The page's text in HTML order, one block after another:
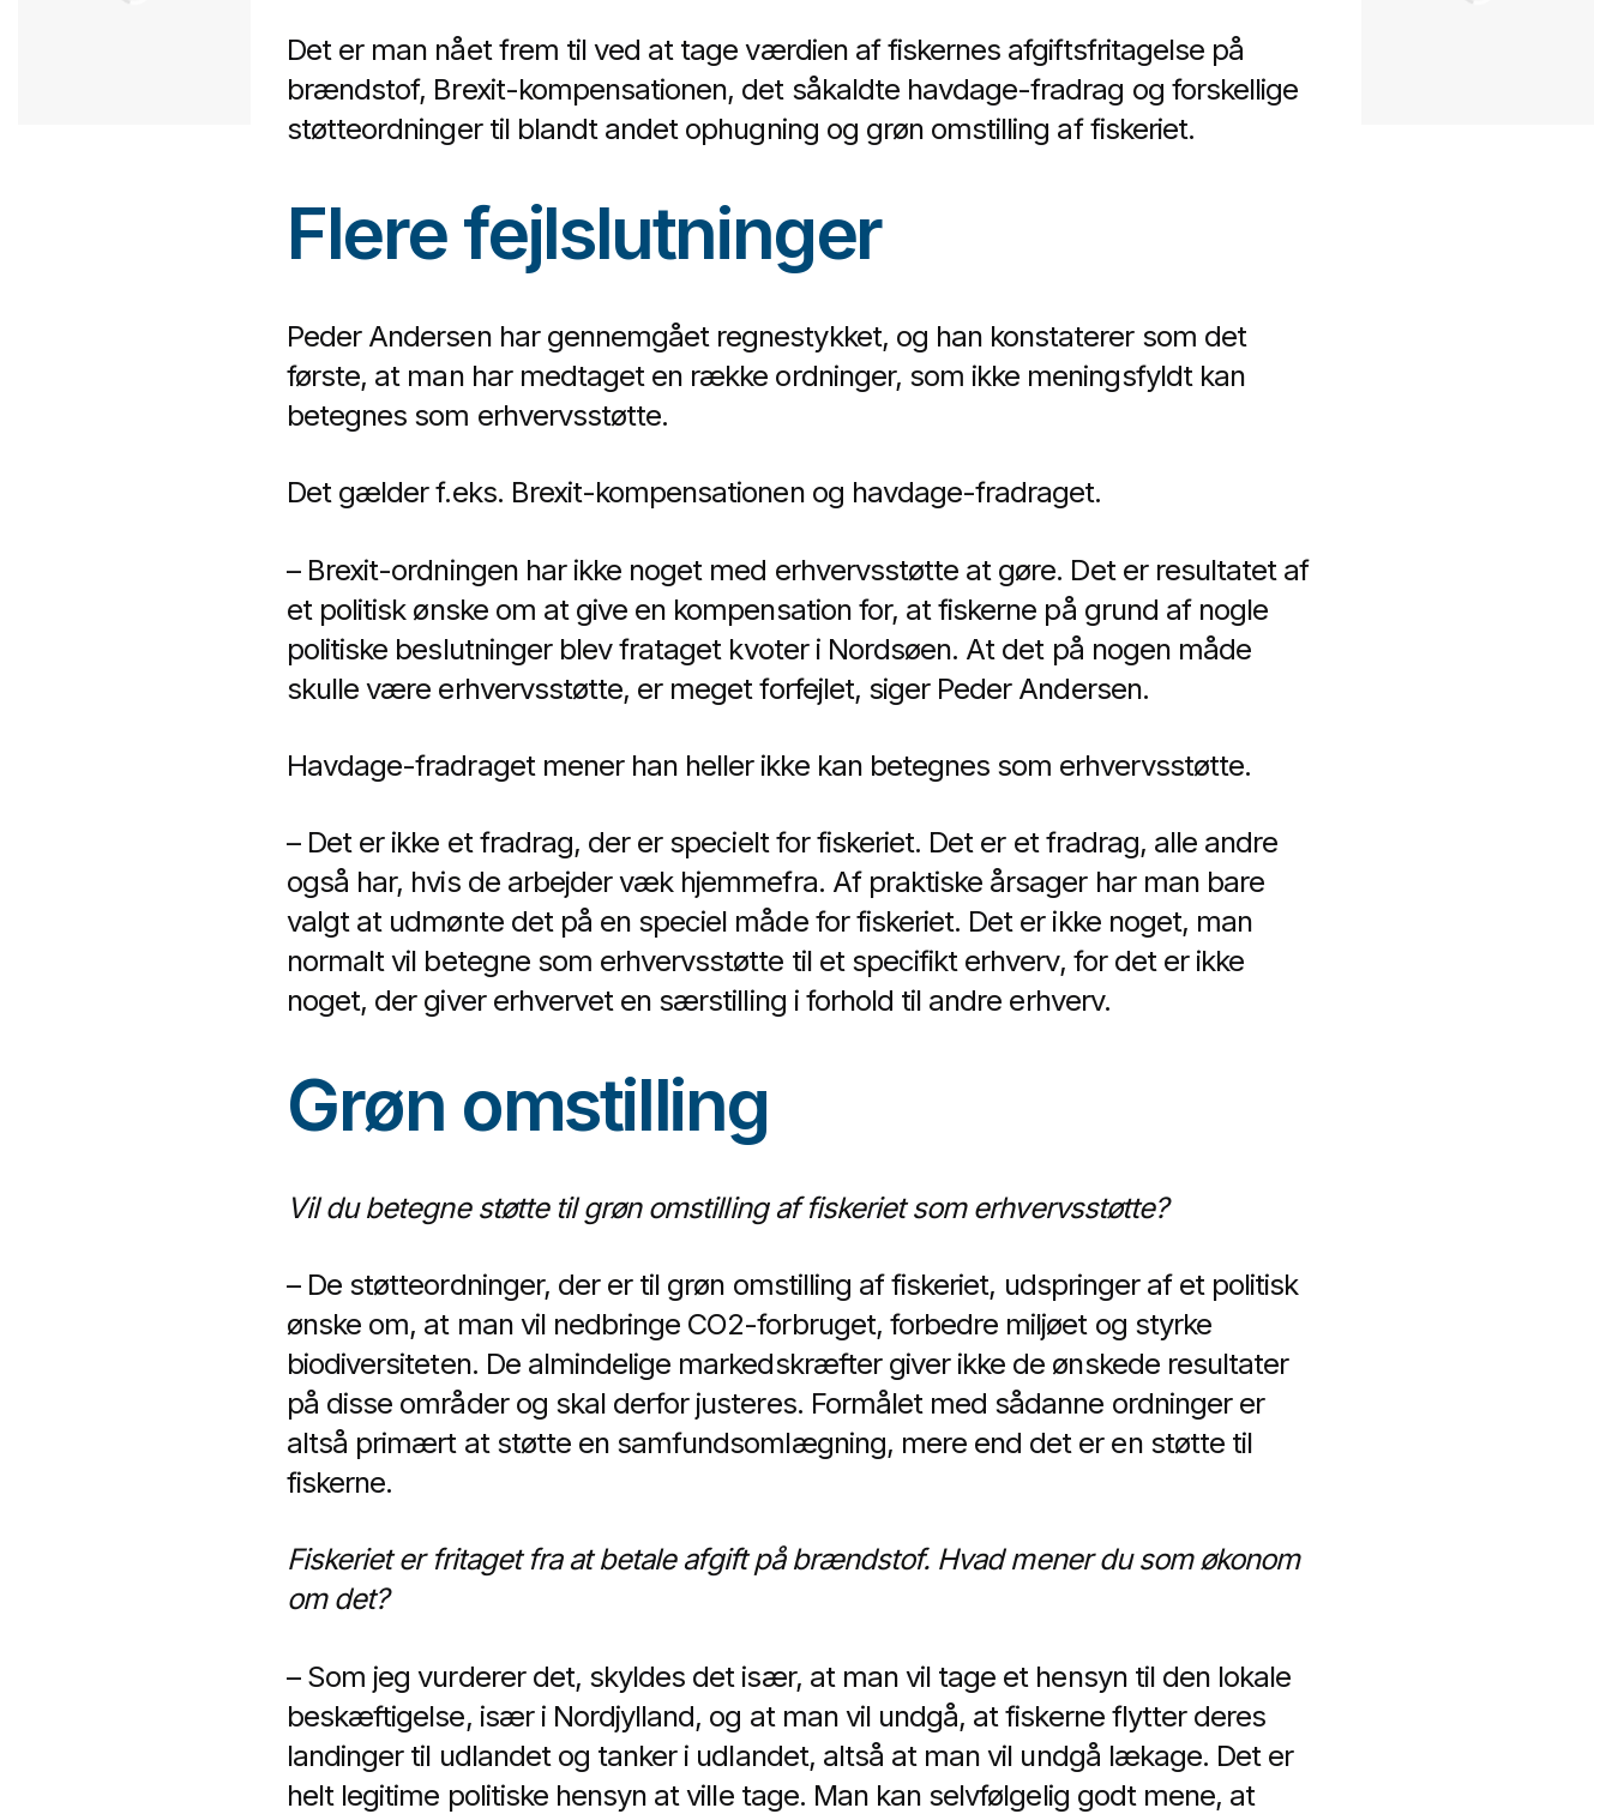
Det er man nået frem til ved at tage værdien af fiskernes afgiftsfritagelse på
brændstof, Brexit-kompensationen, det såkaldte havdage-fradrag og forskellige
støtteordninger til blandt andet ophugning og grøn omstilling af fiskeriet.
Flere fejlslutninger
Peder Andersen har gennemgået regnestykket, og han konstaterer som det
første, at man har medtaget en række ordninger, som ikke meningsfyldt kan
betegnes som erhvervsstøtte.
Det gælder f.eks. Brexit-kompensationen og havdage-fradraget.
– Brexit-ordningen har ikke noget med erhvervsstøtte at gøre. Det er resultatet af
et politisk ønske om at give en kompensation for, at fiskerne på grund af nogle
politiske beslutninger blev frataget kvoter i Nordsøen. At det på nogen måde
skulle være erhvervsstøtte, er meget forfejlet, siger Peder Andersen.
Havdage-fradraget mener han heller ikke kan betegnes som erhvervsstøtte.
– Det er ikke et fradrag, der er specielt for fiskeriet. Det er et fradrag, alle andre
også har, hvis de arbejder væk hjemmefra. Af praktiske årsager har man bare
valgt at udmønte det på en speciel måde for fiskeriet. Det er ikke noget, man
normalt vil betegne som erhvervsstøtte til et specifikt erhverv, for det er ikke
noget, der giver erhvervet en særstilling i forhold til andre erhverv.
Grøn omstilling
Vil du betegne støtte til grøn omstilling af fiskeriet som erhvervsstøtte?
– De støtteordninger, der er til grøn omstilling af fiskeriet, udspringer af et politisk
ønske om, at man vil nedbringe CO2-forbruget, forbedre miljøet og styrke
biodiversiteten. De almindelige markedskræfter giver ikke de ønskede resultater
på disse områder og skal derfor justeres. Formålet med sådanne ordninger er
altså primært at støtte en samfundsomlægning, mere end det er en støtte til
fiskerne.
Fiskeriet er fritaget fra at betale afgift på brændstof. Hvad mener du som økonom
om det?
– Som jeg vurderer det, skyldes det især, at man vil tage et hensyn til den lokale
beskæftigelse, især i Nordjylland, og at man vil undgå, at fiskerne flytter deres
landinger til udlandet og tanker i udlandet, altså at man vil undgå lækage. Det er
helt legitime politiske hensyn at ville tage. Man kan selvfølgelig godt mene, at